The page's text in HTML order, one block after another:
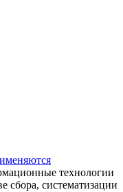
технологии
сбора, систематизации